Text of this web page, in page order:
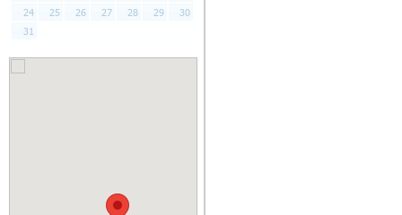
24
25 26 27 28 29
30
31